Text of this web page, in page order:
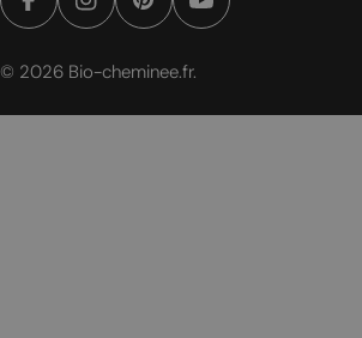
paiement
FacebookInstagramPinterestYouTube
© 2026 Bio-cheminee.fr.